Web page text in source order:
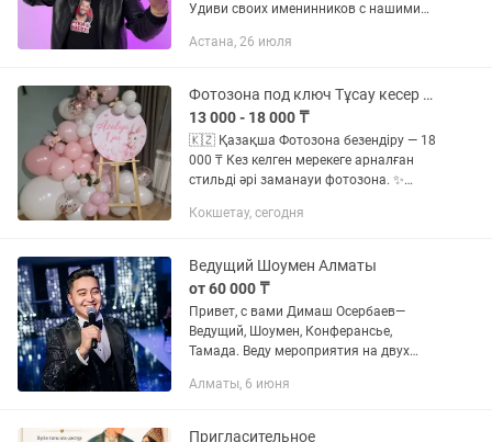
Удиви своих именинников с нашими
ростовых кукол!Вы можете написать
Астана, 26 июля
Фотозона под ключ Тұсау кесер День рождения Baby Shower
13 000 - 18 000 ₸
🇰🇿 Қазақша Фотозона безендіру — 18
000 ₸ Кез келген мерекеге арналған
стильді әрі заманауи фотозона. ✨
Баннер немесе дөңгелек панно ▫️
Кокшетау, сегодня
Ведущий Шоумен Алматы
от 60 000 ₸
Привет, с вами Димаш Осербаев—
Ведущий, Шоумен, Конферансье,
Тамада. Веду мероприятия на двух
опыт работы в индустрии event провел
Алматы, 6 июня
Пригласительное